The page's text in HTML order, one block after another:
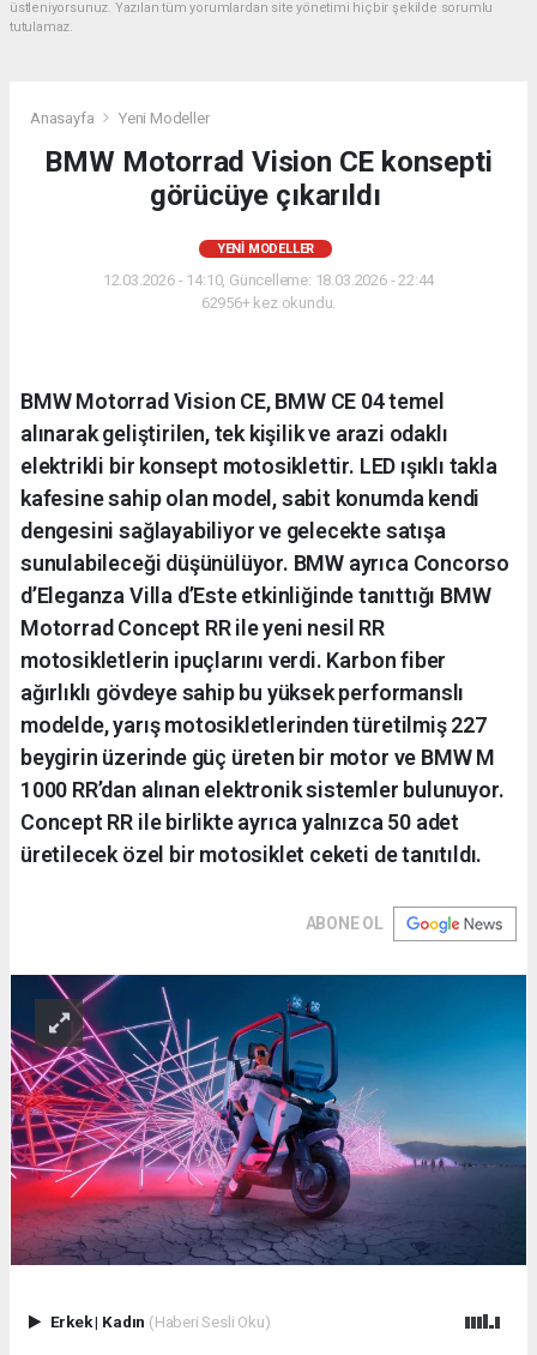
üstleniyorsunuz. Yazılan tüm yorumlardan site yönetimi hiçbir şekilde sorumlu
tutulamaz.
Anasayfa Yeni Modeller
BMW Motorrad Vision CE konsepti
görücüye çıkarıldı
YENI MODELLER
12.03.2026 - 14:10, Güncelleme: 18.03.2026 - 22:44
62956+ kez okundu.
BMW Motorrad Vision CE, BMW CE 04 temel
alınarak geliştirilen, tek kişilik ve arazi odaklı
elektrikli bir konsept motosiklettir. LED ışıklı takla
kafesine sahip olan model, sabit konumda kendi
dengesini sağlayabiliyor ve gelecekte satışa
sunulabileceği düşünülüyor. BMW ayrıca Concorso
d’Eleganza Villa d’Este etkinliğinde tanıttığı BMW
Motorrad Concept RR ile yeni nesil RR
motosikletlerin ipuçlarını verdi. Karbon fiber
ağırlıklı gövdeye sahip bu yüksek performanslı
modelde, yarış motosikletlerinden türetilmiş 227
beygirin üzerinde güç üreten bir motor ve BMW M
1000 RR’dan alınan elektronik sistemler bulunuyor.
Concept RR ile birlikte ayrıca yalnızca 50 adet
üretilecek özel bir motosiklet ceketi de tanıtıldı.
ABONE OL
Erkek| Kadın (Haberi Sesli Oku)